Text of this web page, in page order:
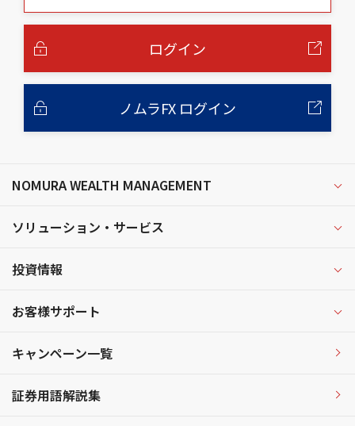
ログイン
ノムラFX ログイン
NOMURA WEALTH MANAGEMENT
ソリューション・サービス
投資情報
お客様サポート
キャンペーン一覧
証券用語解説集